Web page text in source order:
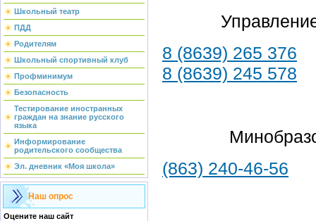
Школьный театр
ПДД
Родителям
Школьный спортивный клуб
Профминимум
Безопасность
Тестирование иностранных
граждан на знание русского
языка
Информирование
родительского сообщества
Эл. дневник «Моя школа»
Наш опрос
Оцените наш сайт
8 (8639) 265 376
8 (8639) 245 578
(863) 240-46-56